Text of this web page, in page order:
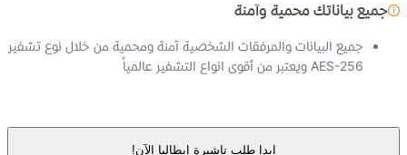
جميع بياناتك محمية وآمنة
جميع البيانات والمرفقات الشخصية آمنة ومحمية من خلال نوع تشفير
AES-256 ويعتبر من أقوى انواع التشفير عالمياً
ابدا طلب تاشيرة إيطاليا الآن!